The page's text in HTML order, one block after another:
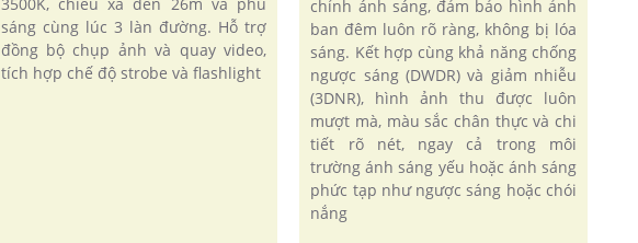
3500K, chiếu xa đến 26m và phủ
sáng cùng lúc 3 làn đường. Hỗ trợ
đồng bộ chụp ảnh và quay video,
tích hợp chế độ strobe và flashlight
chỉnh ánh sáng, đảm bảo hình ảnh
ban đêm luôn rõ ràng, không bị lóa
sáng. Kết hợp cùng khả năng chống
ngược sáng (DWDR) và giảm nhiễu
(3DNR), hình ảnh thu được luôn
mượt mà, màu sắc chân thực và chi
tiết rõ nét, ngay cả trong môi
trường ánh sáng yếu hoặc ánh sáng
phức tạp như ngược sáng hoặc chói
nắng